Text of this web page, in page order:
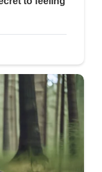
ખુલાસો